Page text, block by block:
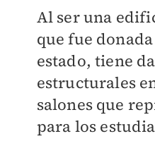
Al ser una
que fue
estado, tiene
estructurales
salones que
para los